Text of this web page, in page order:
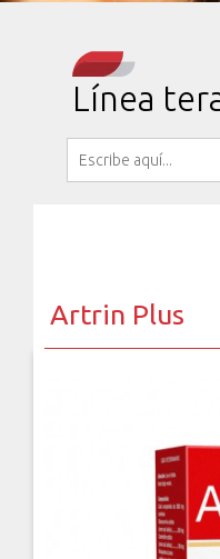
Línea
Artrin Plus